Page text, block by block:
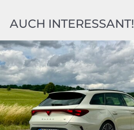
AUCH INTERESSANT!